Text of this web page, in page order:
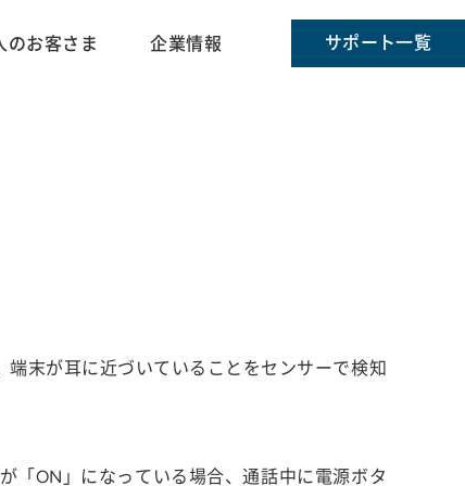
のお客さま 企業情報 サポート一覧
末が耳に近づいていることをセンサーで検知
「ON」になっている場合、通話中に電源ボタ